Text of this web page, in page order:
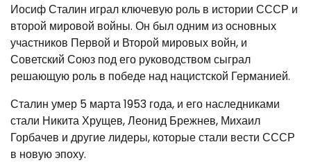
Иосиф Сталин играл ключевую роль в истории СССР и
второй мировой войны. Он был одним из основных
участников Первой и Второй мировых войн, и
Советский Союз под его руководством сыграл
решающую роль в победе над нацистской Германией.
Сталин умер 5 марта 1953 года, и его наследниками
стали Никита Хрущев, Леонид Брежнев, Михаил
Горбачев и другие лидеры, которые стали вести СССР
в новую эпоху.